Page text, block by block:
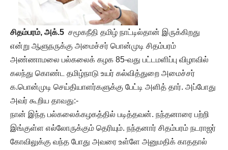
சிதம்பரம், அக்.5 சமூகநீதி தமிழ் நாட்டில்தான் இருக்கிறது
என்று ஆளுநருக்கு அமைச்சர் பொன்முடி சிதம்பரம்
அண்ணாமலை பல்கலைக் கழக 85-வது பட்டமளிப்பு விழாவில்
கலந்து கொண்ட தமிழ்நாடு உயர் கல்வித்துறை அமைச்சர்
க.பொன்முடி செய்தியாளர்களுக்கு பேட்டி அளித் தார். அப்போது
அவர் கூறிய தாவது:-
நான் இந்த பல்கலைக்கழகத்தில் படித்தவன். நந்தனாரை பற்றி
இங்குள்ள எல்லோருக்கும் தெரியும். நந்தனார் சிதம்பரம் நடராஜர்
கோவிலுக்கு வந்த போது அவரை உள்ளே அனுமதிக் காததால்